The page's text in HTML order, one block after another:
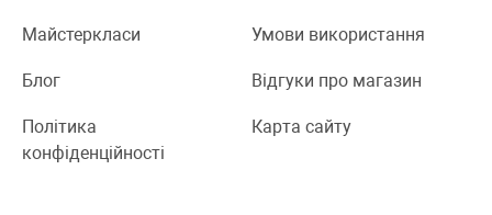
Майстеркласи Умови використання
Блог Відгуки про магазин
Політика
конфіденційності
Карта сайту